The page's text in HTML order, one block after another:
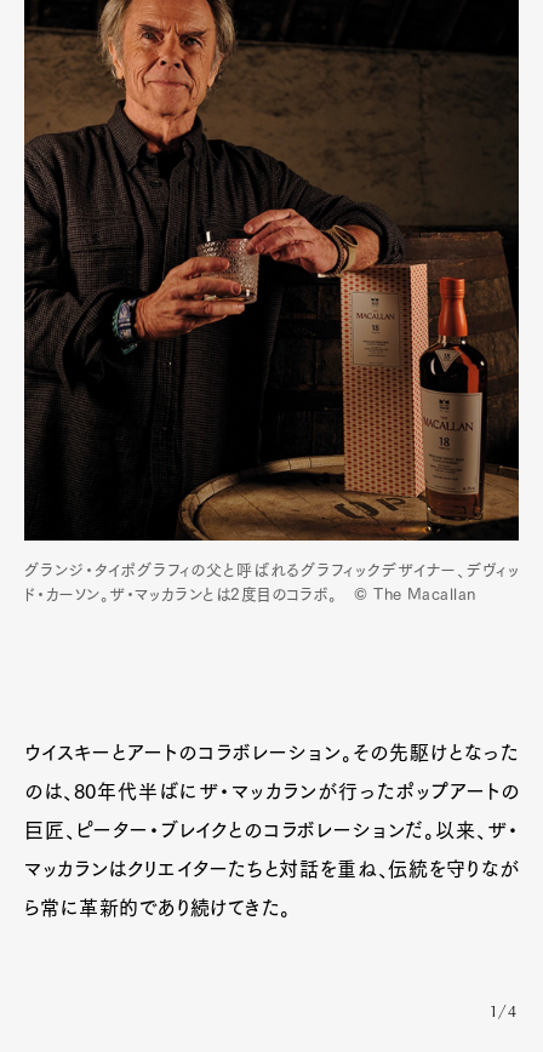
Art&DesignWatchFashion
ProductCultureLifestyle
Official Columnist
About
グランジ・タイポグラフィの父と呼ばれるグラフィックデザイナー、デヴィッ
ド・カーソン。ザ・マッカランとは2度目のコラボ。 © The Macallan
ウイスキーとアートのコラボレーション。その先駆けとなった
のは、80年代半ばにザ・マッカランが行ったポップアートの
巨匠、ピーター・ブレイクとのコラボレーションだ。以来、ザ・
マッカランはクリエイターたちと対話を重ね、伝統を守りなが
ら常に革新的であり続けてきた。
1/4